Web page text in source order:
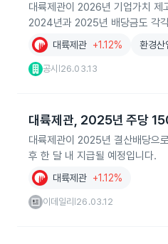
대륙제관이 2026년 기업가치 제
2024년과 2025년 배당금도 각
대륙제관 +1.12% 환경산
공시 26.03.13
대륙제관, 2025년 주당
대륙제관이 2025년 결산배당으
후 한 달 내 지급될 예정입니다.
대륙제관 +1.12%
이데일리 26.03.12